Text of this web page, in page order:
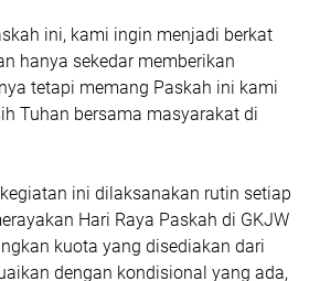
ini, kami ingin menjadi berkat
hanya sekedar memberikan
tetapi memang Paskah ini kami
Tuhan bersama masyarakat di
ini dilaksanakan rutin setiap
Hari Raya Paskah di GKJW
kuota yang disediakan dari
dengan kondisional yang ada,